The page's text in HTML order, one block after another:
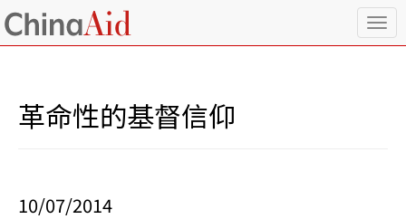
T
o
革命性的基督信仰
10/07/2014